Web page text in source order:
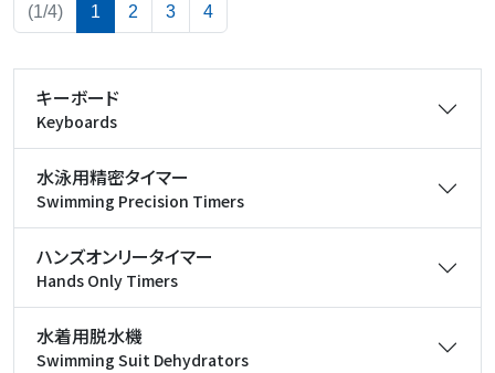
(1/4) 1 (current)
2 3 4
キーボード
Keyboards
水泳用精密タイマー
Swimming Precision Timers
ハンズオンリータイマー
Hands Only Timers
水着用脱水機
Swimming Suit Dehydrators